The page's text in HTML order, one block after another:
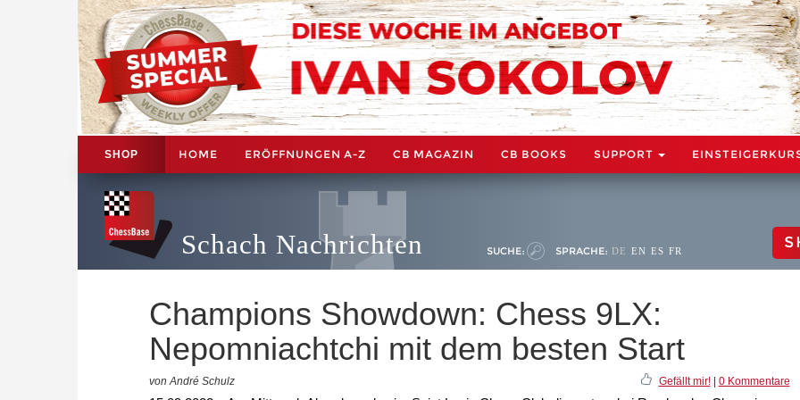
SHOP HOME ERÖFFNUNGEN A-Z CB MAGAZIN CB BOOKS SUPPORT
Schach Nachrichten SUCHE: SPRACHE: DE EN ES FR
Champions Showdown: Chess 9LX:
Nepomniachtchi mit dem besten Start
von André Schulz Gefällt mir!| 0 Kommentare